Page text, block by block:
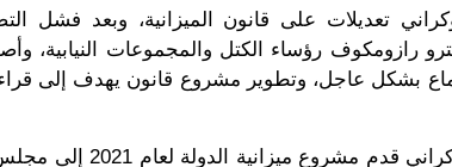
تعديلات على قانون الميزانية، وبعد فشل
رازومكوف رؤساء الكتل والمجموعات النيابية،
بشكل عاجل، وتطوير مشروع قانون يهدف إلى